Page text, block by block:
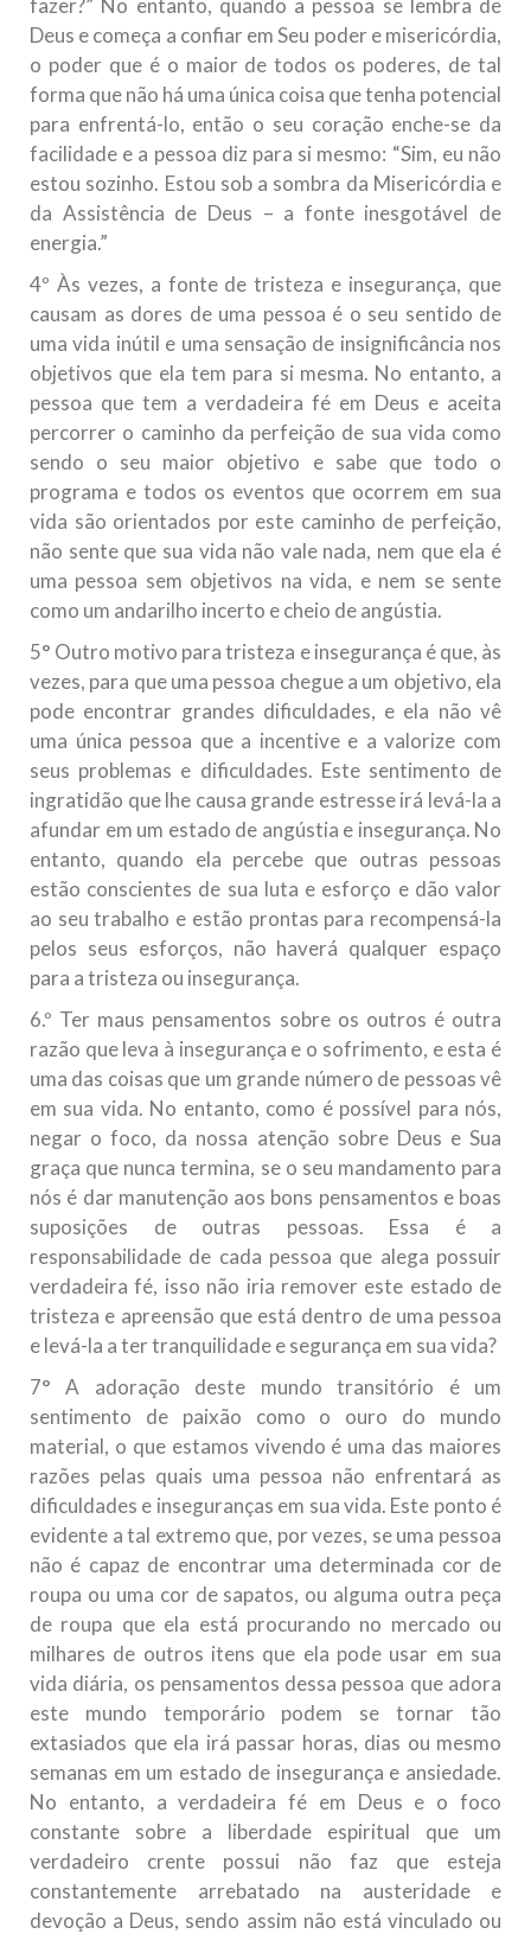
fazer?” No entanto, quando a pessoa se lembra de
Deus e começa a confiar em Seu poder e misericórdia,
o poder que é o maior de todos os poderes, de tal
forma que não há uma única coisa que tenha potencial
para enfrentá-lo, então o seu coração enche-se da
facilidade e a pessoa diz para si mesmo: “Sim, eu não
estou sozinho. Estou sob a sombra da Misericórdia e
da Assistência de Deus – a fonte inesgotável de
energia.”
4º Às vezes, a fonte de tristeza e insegurança, que
causam as dores de uma pessoa é o seu sentido de
uma vida inútil e uma sensação de insignificância nos
objetivos que ela tem para si mesma. No entanto, a
pessoa que tem a verdadeira fé em Deus e aceita
percorrer o caminho da perfeição de sua vida como
sendo o seu maior objetivo e sabe que todo o
programa e todos os eventos que ocorrem em sua
vida são orientados por este caminho de perfeição,
não sente que sua vida não vale nada, nem que ela é
uma pessoa sem objetivos na vida, e nem se sente
como um andarilho incerto e cheio de angústia.
5° Outro motivo para tristeza e insegurança é que, às
vezes, para que uma pessoa chegue a um objetivo, ela
pode encontrar grandes dificuldades, e ela não vê
uma única pessoa que a incentive e a valorize com
seus problemas e dificuldades. Este sentimento de
ingratidão que lhe causa grande estresse irá levá-la a
afundar em um estado de angústia e insegurança. No
entanto, quando ela percebe que outras pessoas
estão conscientes de sua luta e esforço e dão valor
ao seu trabalho e estão prontas para recompensá-la
pelos seus esforços, não haverá qualquer espaço
para a tristeza ou insegurança.
6.º Ter maus pensamentos sobre os outros é outra
razão que leva à insegurança e o sofrimento, e esta é
uma das coisas que um grande número de pessoas vê
em sua vida. No entanto, como é possível para nós,
negar o foco, da nossa atenção sobre Deus e Sua
graça que nunca termina, se o seu mandamento para
nós é dar manutenção aos bons pensamentos e boas
suposições de outras pessoas. Essa é a
responsabilidade de cada pessoa que alega possuir
verdadeira fé, isso não iria remover este estado de
tristeza e apreensão que está dentro de uma pessoa
e levá-la a ter tranquilidade e segurança em sua vida?
7° A adoração deste mundo transitório é um
sentimento de paixão como o ouro do mundo
material, o que estamos vivendo é uma das maiores
razões pelas quais uma pessoa não enfrentará as
dificuldades e inseguranças em sua vida. Este ponto é
evidente a tal extremo que, por vezes, se uma pessoa
não é capaz de encontrar uma determinada cor de
roupa ou uma cor de sapatos, ou alguma outra peça
de roupa que ela está procurando no mercado ou
milhares de outros itens que ela pode usar em sua
vida diária, os pensamentos dessa pessoa que adora
este mundo temporário podem se tornar tão
extasiados que ela irá passar horas, dias ou mesmo
semanas em um estado de insegurança e ansiedade.
No entanto, a verdadeira fé em Deus e o foco
constante sobre a liberdade espiritual que um
verdadeiro crente possui não faz que esteja
constantemente arrebatado na austeridade e
devoção a Deus, sendo assim não está vinculado ou